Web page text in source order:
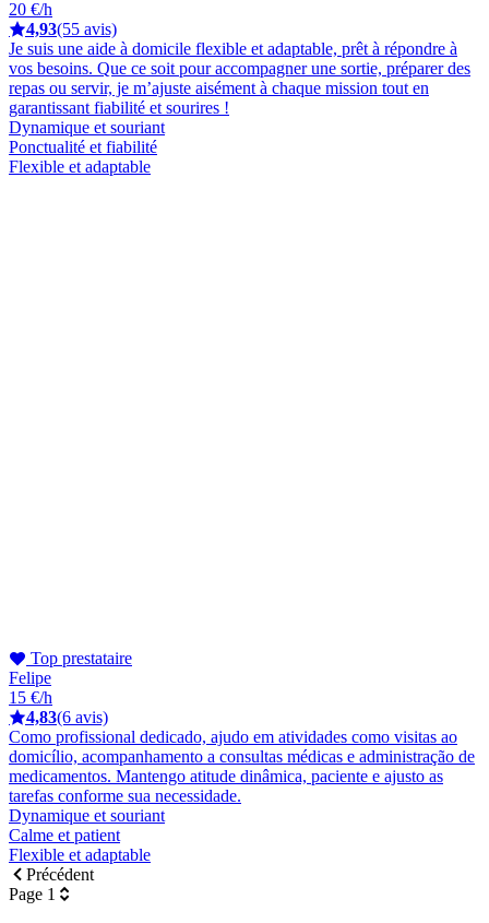
20 €/h
4,93(55 avis)
Je suis une aide à domicile flexible et adaptable, prêt à répondre à
vos besoins. Que ce soit pour accompagner une sortie, préparer des
repas ou servir, je m’ajuste aisément à chaque mission tout en
garantissant fiabilité et sourires !
Dynamique et souriant
Ponctualité et fiabilité
Flexible et adaptable
Top prestataire
Felipe
15 €/h
4,83(6 avis)
Como profissional dedicado, ajudo em atividades como visitas ao
domicílio, acompanhamento a consultas médicas e administração de
medicamentos. Mantengo atitude dinâmica, paciente e ajusto as
tarefas conforme sua necessidade.
Dynamique et souriant
Calme et patient
Flexible et adaptable
Précédent
Page 1